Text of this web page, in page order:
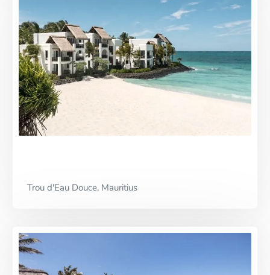
Trou d'Eau Douce, Mauritius